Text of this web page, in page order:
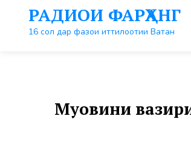
контенту
РАДИОИ ФАРҲАНГ
16 сол дар фазои иттилоотии Ватан
Муовини